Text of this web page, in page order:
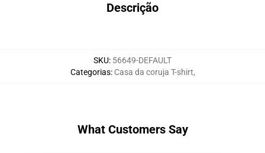
Descrição
SKU: 56649-DEFAULT
Categorias: Casa da coruja T-shirt,
What Customers Say